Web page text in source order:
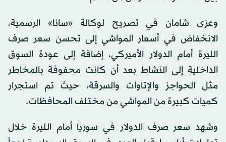
وعزى شامان في تصريح لوكالة «سانا» الرسمية،
الانخفاض في أسعار المواشي إلى تحسن سعر صرف
الليرة أمام الدولار الأميركي، إضافة إلى عودة السوق
الداخلية إلى النشاط بعد أن كانت محفوفة بالمخاطر
مثل الحواجز والإتاوات والسرقة، حيث تم استجرار
كميات كبيرة من المواشي من مختلف المحافظات.
وشهد سعر صرف الدولار في سوريا أمام الليرة خلال